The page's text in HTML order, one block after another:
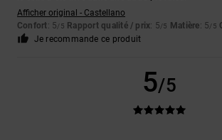
Afficher original - Castellano
Confort: 5/5 Rapport qualité / prix: 5/5 Matière: 5/5
Je recommande ce produit
5/5